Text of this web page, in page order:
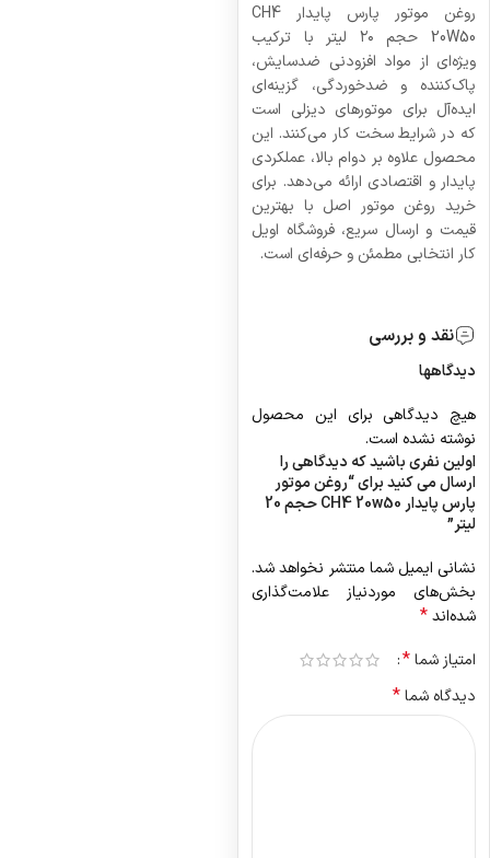
روغن موتور پارس پایدار CH4
20W50 حجم ۲۰ لیتر با ترکیب
ویژه‌ای از مواد افزودنی ضدسایش،
پاک‌کننده و ضدخوردگی، گزینه‌ای
ایده‌آل برای موتورهای دیزلی است
که در شرایط سخت کار می‌کنند. این
محصول علاوه بر دوام بالا، عملکردی
پایدار و اقتصادی ارائه می‌دهد. برای
خرید روغن موتور اصل با بهترین
قیمت و ارسال سریع، فروشگاه اویل
کار انتخابی مطمئن و حرفه‌ای است.
نقد و بررسی
دیدگاهها
هیچ دیدگاهی برای این محصول
نوشته نشده است.
اولین نفری باشید که دیدگاهی را
ارسال می کنید برای “روغن موتور
پارس پایدار CH4 20w50 حجم 20
لیتر”
نشانی ایمیل شما منتشر نخواهد شد.
بخش‌های موردنیاز علامت‌گذاری
شده‌اند*
امتیاز شما*
دیدگاه شما*